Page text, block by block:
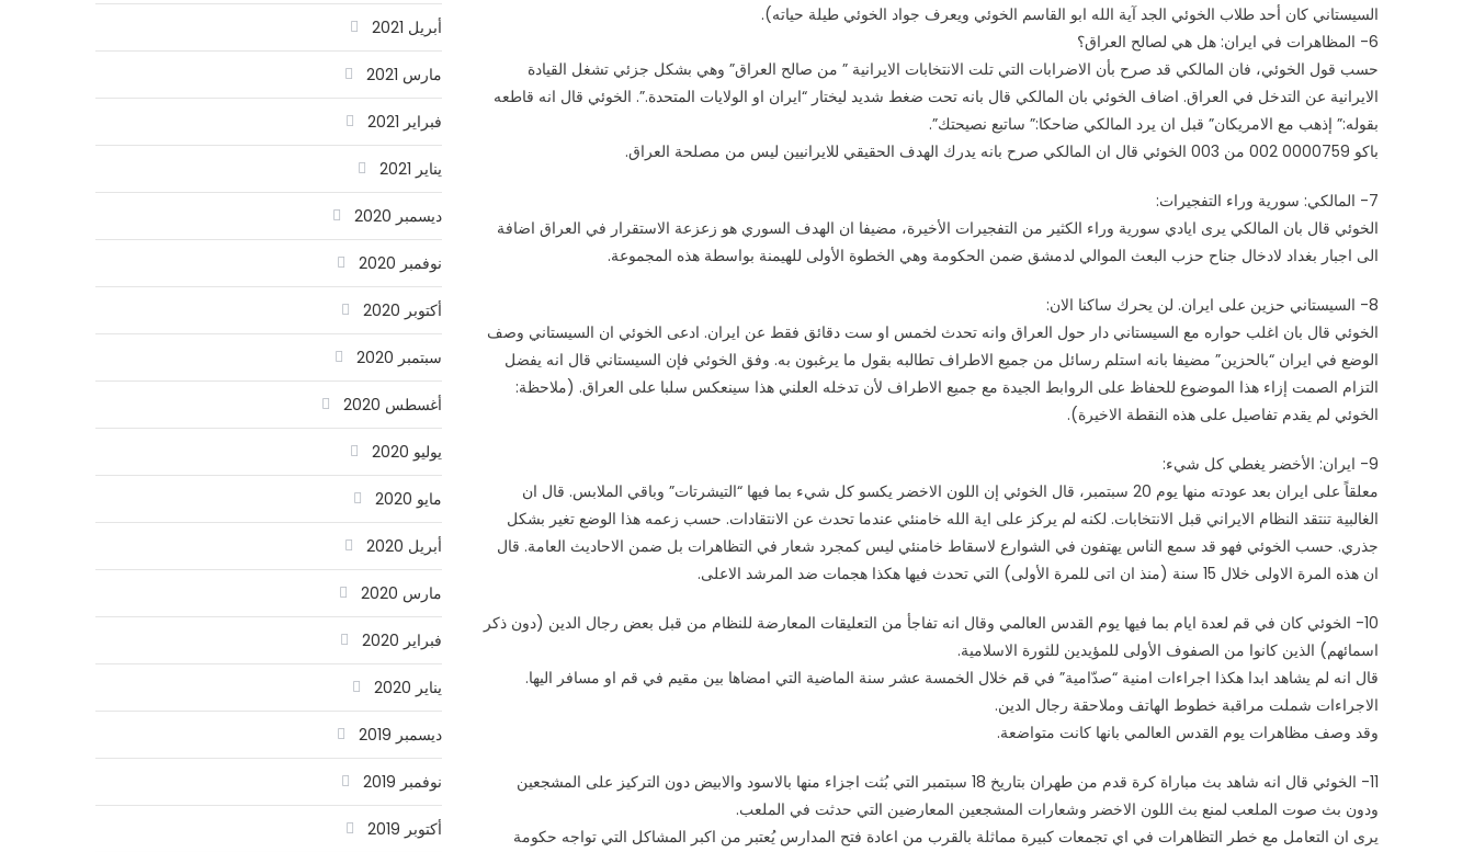
السيستاني كان أحد طلاب الخوئي الجد آية الله ابو القاسم الخوئي ويعرف جواد الخوئي طيلة حياته).
6- المظاهرات في ايران: هل هي لصالح العراق؟
حسب قول الخوئي، فان المالكي قد صرح بأن الاضرابات التي تلت الانتخابات الايرانية ” من صالح العراق” وهي بشكل جزئي تشغل القيادة
الايرانية عن التدخل في العراق. اضاف الخوئي بان المالكي قال بانه تحت ضغط شديد ليختار “ايران او الولايات المتحدة.”. الخوئي قال انه قاطعه
بقوله:” إذهب مع الامريكان” قبل ان يرد المالكي ضاحكا:” ساتبع نصيحتك”.
باكو 0000759 002 من 003 الخوئي قال ان المالكي صرح بانه يدرك الهدف الحقيقي للايرانيين ليس من مصلحة العراق.
7- المالكي: سورية وراء التفجيرات:
الخوئي قال بان المالكي يرى ايادي سورية وراء الكثير من التفجيرات الأخيرة، مضيفا ان الهدف السوري هو زعزعة الاستقرار في العراق اضافة
الى اجبار بغداد لادخال جناح حزب البعث الموالي لدمشق ضمن الحكومة وهي الخطوة الأولى للهيمنة بواسطة هذه المجموعة.
8- السيستاني حزين على ايران. لن يحرك ساكنا الان:
الخوئي قال بان اغلب حواره مع السيستاني دار حول العراق وانه تحدث لخمس او ست دقائق فقط عن ايران. ادعى الخوئي ان السيستاني وصف
الوضع في ايران “بالحزين” مضيفا بانه استلم رسائل من جميع الاطراف تطالبه بقول ما يرغبون به. وفق الخوئي فإن السيستاني قال انه يفضل
التزام الصمت إزاء هذا الموضوع للحفاظ على الروابط الجيدة مع جميع الاطراف لأن تدخله العلني هذا سينعكس سلبا على العراق. (ملاحظة:
الخوئي لم يقدم تفاصيل على هذه النقطة الاخيرة).
9- ايران: الأخضر يغطي كل شيء:
معلقاً على ايران بعد عودته منها يوم 20 سبتمبر، قال الخوئي إن اللون الاخضر يكسو كل شيء بما فيها “التيشرتات” وباقي الملابس. قال ان
الغالبية تنتقد النظام الايراني قبل الانتخابات. لكنه لم يركز على اية الله خامنئي عندما تحدث عن الانتقادات. حسب زعمه هذا الوضع تغير بشكل
جذري. حسب الخوئي فهو قد سمع الناس يهتفون في الشوارع لاسقاط خامنئي ليس كمجرد شعار في التظاهرات بل ضمن الاحاديث العامة. قال
ان هذه المرة الاولى خلال 15 سنة (منذ ان اتى للمرة الأولى) التي تحدث فيها هكذا هجمات ضد المرشد الاعلى.
10- الخوئي كان في قم لعدة ايام بما فيها يوم القدس العالمي وقال انه تفاجأ من التعليقات المعارضة للنظام من قبل بعض رجال الدين (دون ذكر
اسمائهم) الذين كانوا من الصفوف الأولى للمؤيدين للثورة الاسلامية.
قال انه لم يشاهد ابدا هكذا اجراءات امنية “صدّامية” في قم خلال الخمسة عشر سنة الماضية التي امضاها بين مقيم في قم او مسافر اليها.
الاجراءات شملت مراقبة خطوط الهاتف وملاحقة رجال الدين.
وقد وصف مظاهرات يوم القدس العالمي بانها كانت متواضعة.
11- الخوئي قال انه شاهد بث مباراة كرة قدم من طهران بتاريخ 18 سبتمبر التي بُثت اجزاء منها بالاسود والابيض دون التركيز على المشجعين
ودون بث صوت الملعب لمنع بث اللون الاخضر وشعارات المشجعين المعارضين التي حدثت في الملعب.
يرى ان التعامل مع خطر التظاهرات في اي تجمعات كبيرة مماثلة بالقرب من اعادة فتح المدارس يُعتبر من اكبر المشاكل التي تواجه حكومة
أبريل 2021
مارس 2021
فبراير 2021
يناير 2021
ديسمبر 2020
نوفمبر 2020
أكتوبر 2020
سبتمبر 2020
أغسطس 2020
يوليو 2020
مايو 2020
أبريل 2020
مارس 2020
فبراير 2020
يناير 2020
ديسمبر 2019
نوفمبر 2019
أكتوبر 2019